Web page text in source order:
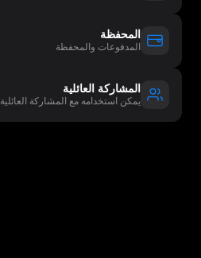
المحفظة
المدفوعات والمحفظة
المشاركة العائلية
يمكن استخدامه مع المشاركة العائلية